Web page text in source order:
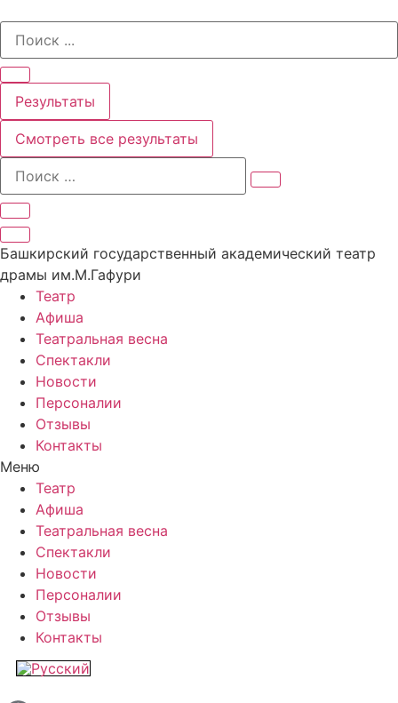
содержимому
Search
Результаты
Смотреть все результаты
Башкирский государственный академический театр
драмы им.М.Гафури
Театр
Афиша
Театральная весна
Спектакли
Новости
Персоналии
Отзывы
Контакты
Меню
Театр
Афиша
Театральная весна
Спектакли
Новости
Персоналии
Отзывы
Контакты